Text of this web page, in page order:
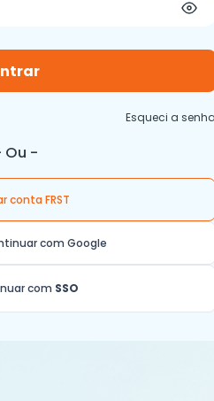
Esqueci a
Ou -
conta FRST
com Google
com SSO